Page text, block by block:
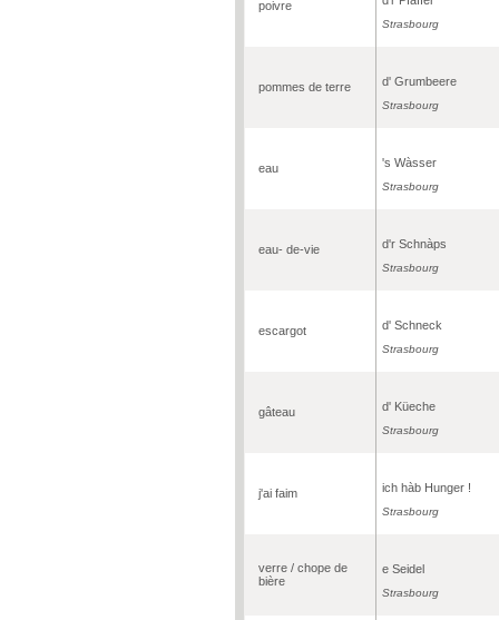
poivre
Strasbourg
pommes de terre d' Grumbeere
Strasbourg
eau 's Wàsser
Strasbourg
eau- de-vie d'r Schnàps
Strasbourg
escargot d' Schneck
Strasbourg
gâteau d' Küeche
Strasbourg
j'ai faim ich hàb Hunger !
Strasbourg
verre / chope de
bière
e Seidel
Strasbourg